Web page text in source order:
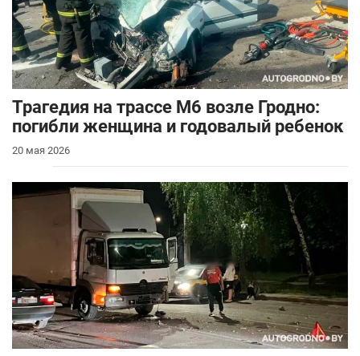
Трагедия на трассе М6 возле Гродно:
погибли женщина и годовалый ребенок
20 мая 2026